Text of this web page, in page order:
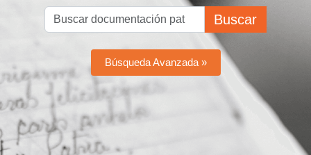
Buscar
Búsqueda Avanzada »